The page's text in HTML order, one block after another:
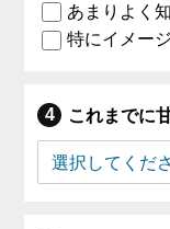
あまりよく
特にイメー
これまでに